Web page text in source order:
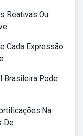
Reativas Ou
Cada Expressão
Brasileira Pode
Na
De